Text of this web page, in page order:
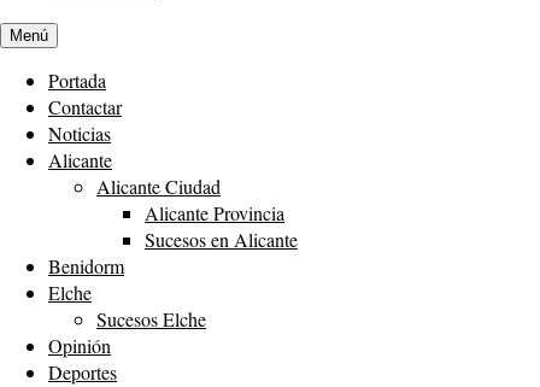
Menú
Portada
Contactar
Noticias
Alicante
Alicante Ciudad
Alicante Provincia
Sucesos en Alicante
Benidorm
Elche
Sucesos Elche
Opinión
Deportes